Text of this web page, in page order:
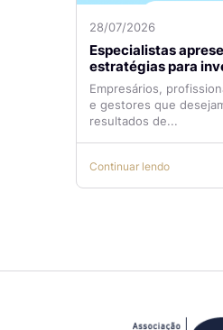
28/07/2026
Especialistas
estratégias para
tráfego pago com
Empresários,
e gestores que
resultados de...
Continuar lendo